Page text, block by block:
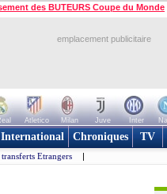
des BUTEURS Coupe du Monde
emplacement publicitaire
Atletico Milan Juve Inter
Chroniques TV
Etrangers |